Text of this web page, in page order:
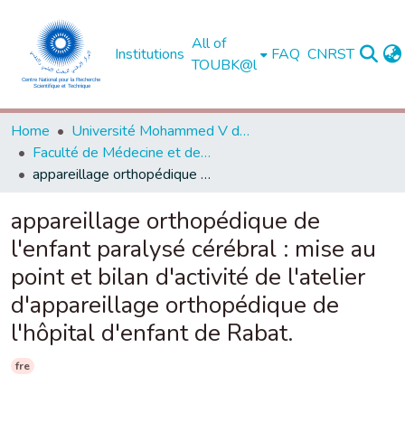
Institutions
All of
TOUBK@l
FAQ CNRST
Home
Université Mohammed V de Rabat
Faculté de Médecine et de Pharmacie - Rabat
appareillage orthopédique de l'enfant paralysé cérébral : mise au point et bilan d'activité de l'atelier d'appareillage orthopédique de l'hôpital d'enfant de Rabat.
appareillage orthopédique de
l'enfant paralysé cérébral : mise au
point et bilan d'activité de l'atelier
d'appareillage orthopédique de
l'hôpital d'enfant de Rabat.
fre